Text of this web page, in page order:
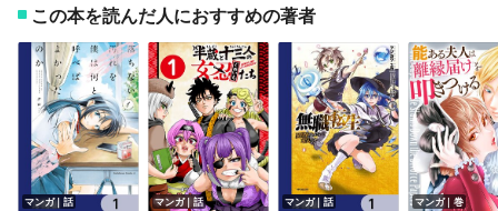
この本を読んだ人におすすめの著者
マンガ｜話 マンガ｜話 マンガ｜話 マンガ｜巻